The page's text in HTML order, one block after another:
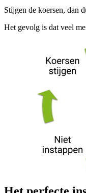
Stijgen de koersen, dan
Het gevolg is dat veel